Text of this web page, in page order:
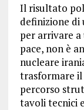
Il risultato
definizione di
per arrivare
pace, non è
nucleare
trasformare
percorso
tavoli tecnici